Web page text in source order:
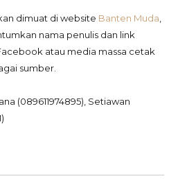
dimuat di website Banten Muda
nama penulis dan link
atau media massa cetak
sumber.
(089611974895), Setiawan